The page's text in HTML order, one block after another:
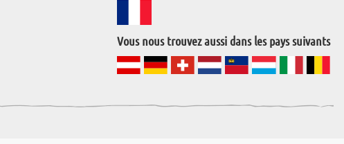
Vous nous trouvez aussi dans les pays suivants